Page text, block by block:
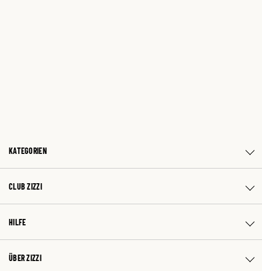
KATEGORIEN
CLUB ZIZZI
HILFE
ÜBER ZIZZI